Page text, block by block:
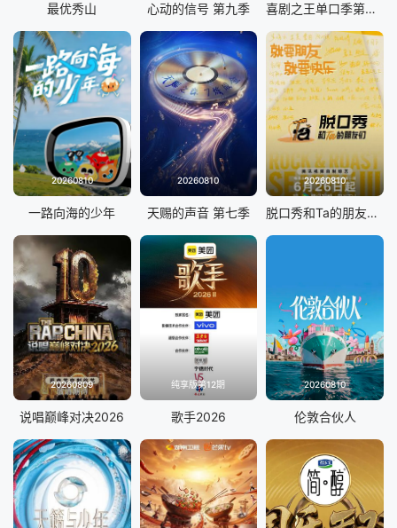
最优秀山 心动的信号 第九季 喜剧之王单口季第三季
20260810
一路向海的少年
20260810
天赐的声音 第七季
20260810
脱口秀和Ta的朋友们 第三季
20260809
说唱巅峰对决2026
纯享版第12期
歌手2026
20260810
伦敦合伙人